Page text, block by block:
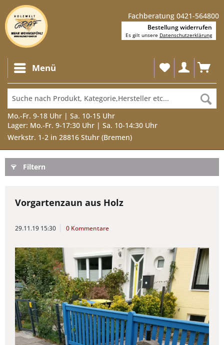
Fachberatung 0421-564800
Menü
Mo.-Fr. 9-18 Uhr | Sa. 10-15 Uhr
Lager: Mo.-Fr. 9-17:30 Uhr | Sa. 10-14:30 Uhr
Werkstr. 1-2 in 28816 Stuhr (Bremen)
Filtern
Vorgartenzaun aus Holz
29.11.19 15:30 0 Kommentare
Bestellung widerrufen
Es gilt unsere Datenschutzerklärung